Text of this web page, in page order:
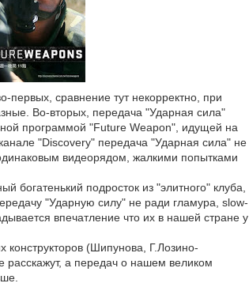
первых, сравнение тут некорректно, при
Во-вторых, передача "Ударная сила"
программой "Future Weapon", идущей на
"Discovery" передача "Ударная сила" не
видеорядом, жалкими попытками
богатенький подросток из "элитного" клуба,
"Ударную силу" не ради гламура, slow-
впечатление что их в нашей стране у
(Шипунова, Г.Лозино-
расскажут, а передач о нашем великом